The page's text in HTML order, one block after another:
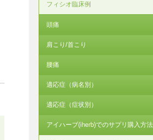
フィシオ臨床例
頭痛
肩こり/首こり
腰痛
適応症（病名別）
適応症（症状別）
アイハーブ(iherb)でのサプリ購入方法